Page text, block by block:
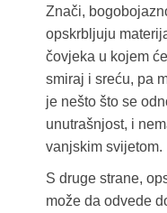
Znači,
opskrbljuju
čovjeka u kojem
smiraj i sreću, pa
je nešto što se
unutrašnjost, i
vanjskim svijetom.
S druge strane,
može da odvede